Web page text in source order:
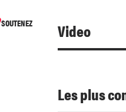
SOUTENEZ Video
Les plus